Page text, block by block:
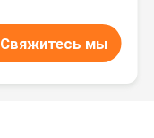
Свяжитесь мы